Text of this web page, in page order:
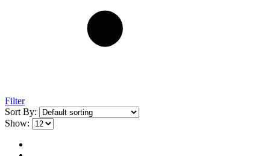
Filter
Sort By:
Show: